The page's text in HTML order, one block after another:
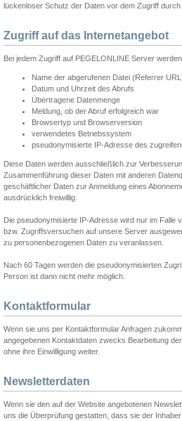
lückenloser Schutz der Daten vor dem Zugriff
Zugriff auf das Internetangebot
Bei jedem Zugriff auf PEGELONLINE Server
Name der abgerufenen Datei (Referrer
Datum und Uhrzeit des Abrufs
Übertragene Datenmenge
Meldung, ob der Abruf erfolgreich war
Browsertyp und Browserversion
verwendetes Betriebssystem
pseudonymisierte IP-Adresse des
Diese Daten werden ausschließlich zur
Zusammenführung dieser Daten mit anderen
geschäftlicher Daten zur Anmeldung eines
ausdrücklich freiwillig.
Die pseudonymisierte IP-Adresse wird nur im Falle
bzw. Zugriffsversuchen auf unsere Server
zu personenbezogenen Daten zu veranlassen.
Nach 60 Tagen werden die pseudonymisierten
Person ist dann nicht mehr möglich.
Kontaktformular
Wenn sie uns per Kontaktformular Anfragen
angegebenen Kontaktdaten zwecks Bearbeitung
ohne ihre Einwilligung weiter.
Newsletterdaten
Wenn sie den auf der Website angebotenen
uns die Überprüfung gestatten, dass sie der